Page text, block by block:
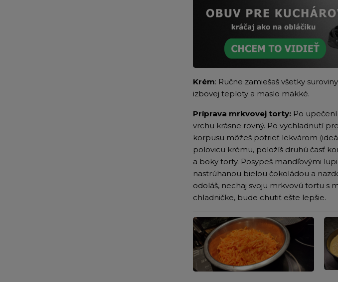
Krém: Ručne zamiešaš všetky
izbovej teploty a maslo mäkké.
Príprava mrkvovej torty: Po
vrchu krásne rovný. Po vychladnutí
korpusu môžeš potrieť lekvárom
polovicu krému, položíš druhú časť
a boky torty. Posypeš mandľovými
nastrúhanou bielou čokoládou a
odoláš, nechaj svoju mrkvovú tortu s
chladničke, bude chutiť ešte lepšie.